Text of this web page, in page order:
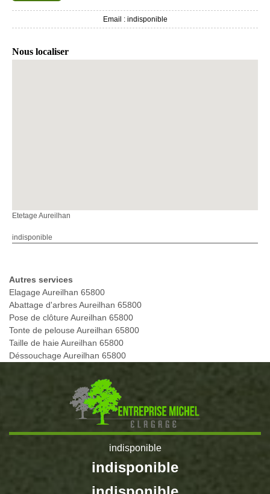
Email : indisponible
Nous localiser
Etetage Aureilhan
indisponible
Autres services
Elagage Aureilhan 65800
Abattage d'arbres Aureilhan 65800
Pose de clôture Aureilhan 65800
Tonte de pelouse Aureilhan 65800
Taille de haie Aureilhan 65800
Déssouchage Aureilhan 65800
indisponible
indisponible